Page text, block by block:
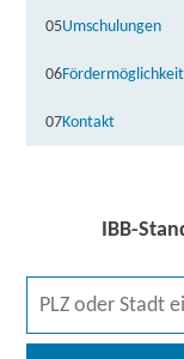
05Umschulungen
06
07Kontakt
IBB-